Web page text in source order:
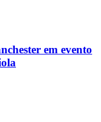
em evento